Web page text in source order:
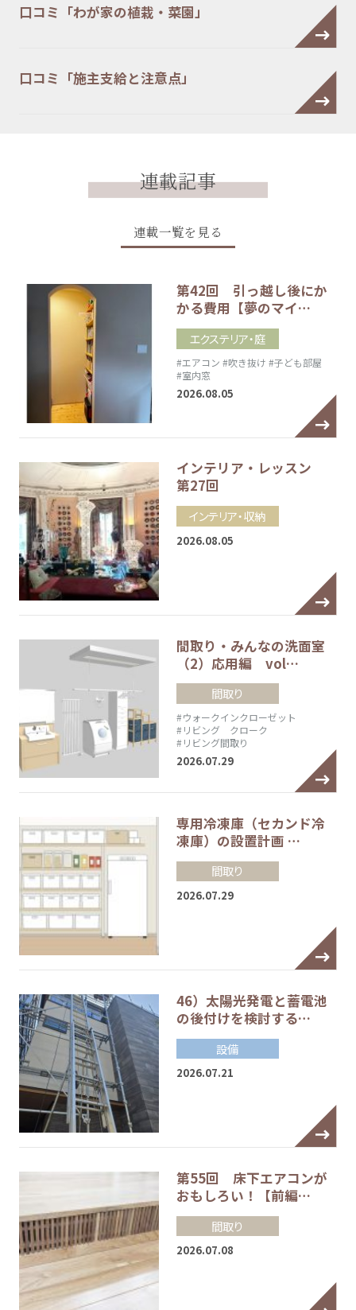
口コミ「わが家の植栽・菜園」
口コミ「施主支給と注意点」
連載記事
連載一覧を見る
第42回 引っ越し後にか
かる費用【夢のマイ…
エクステリア・庭
#エアコン #吹き抜け #子ども部屋
#室内窓
2026.08.05
インテリア・レッスン
第27回
インテリア・収納
2026.08.05
間取り・みんなの洗面室
（2）応用編 vol…
間取り
#ウォークインクローゼット
#リビング クローク
#リビング間取り
2026.07.29
専用冷凍庫（セカンド冷
凍庫）の設置計画 …
間取り
2026.07.29
46）太陽光発電と蓄電池
の後付けを検討する…
設備
2026.07.21
第55回 床下エアコンが
おもしろい！【前編…
間取り
2026.07.08